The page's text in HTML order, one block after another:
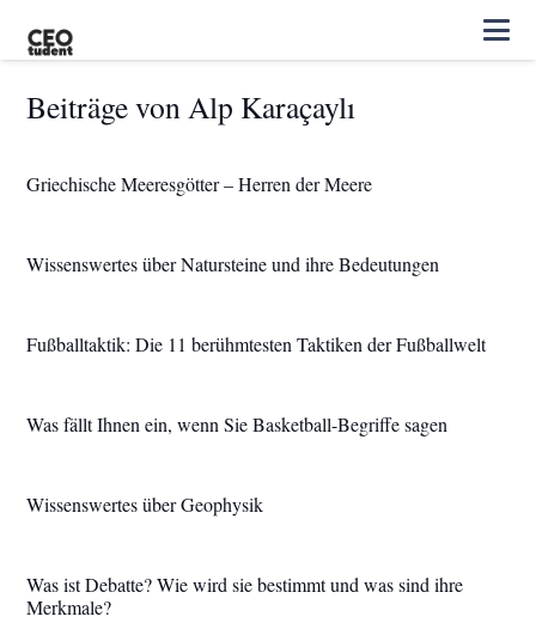
Beiträge von Alp Karaçaylı
Griechische Meeresgötter – Herren der Meere
Wissenswertes über Natursteine und ihre Bedeutungen
Fußballtaktik: Die 11 berühmtesten Taktiken der Fußballwelt
Was fällt Ihnen ein, wenn Sie Basketball-Begriffe sagen
Wissenswertes über Geophysik
Was ist Debatte? Wie wird sie bestimmt und was sind ihre
Merkmale?